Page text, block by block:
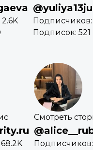
Подписок: 521
Смотреть